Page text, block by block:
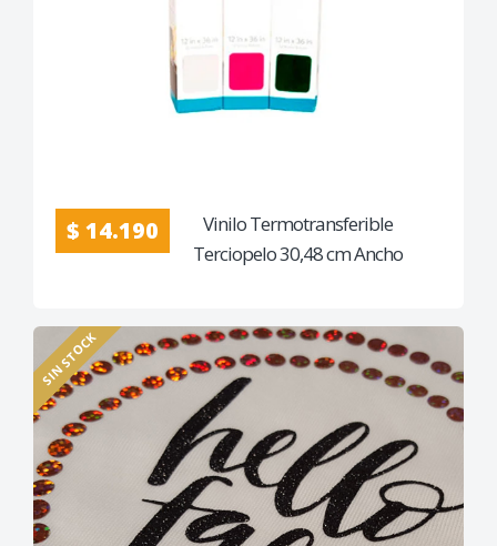
$ 14.190
Vinilo Termotransferible
Terciopelo 30,48 cm Ancho
SIN STOCK